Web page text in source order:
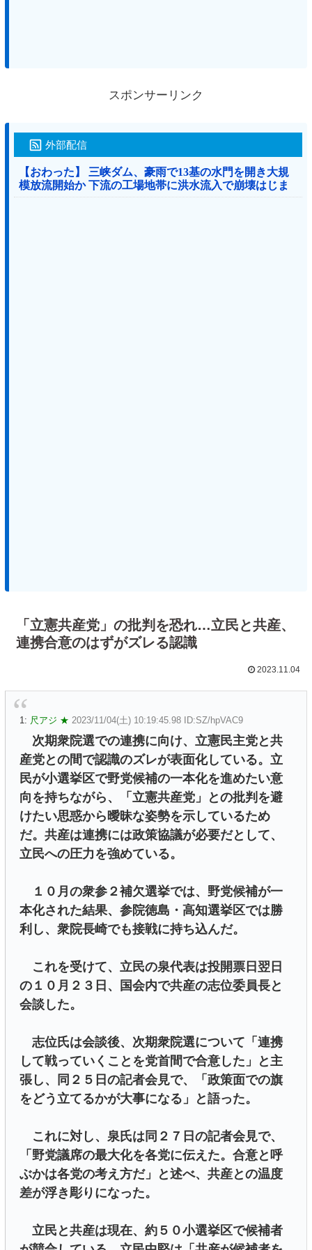
スポンサーリンク
外部配信
【おわった】 三峡ダム、豪雨で13基の水門を開き大規
模放流開始か 下流の工場地帯に洪水流入で崩壊はじま
る
「立憲共産党」の批判を恐れ…立民と共産、
連携合意のはずがズレる認識
2023.11.04
1: 尺アジ ★ 2023/11/04(土) 10:19:45.98 ID:SZ/hpVAC9
次期衆院選での連携に向け、立憲民主党と共
産党との間で認識のズレが表面化している。立
民が小選挙区で野党候補の一本化を進めたい意
向を持ちながら、「立憲共産党」との批判を避
けたい思惑から曖昧な姿勢を示しているため
だ。共産は連携には政策協議が必要だとして、
立民への圧力を強めている。
１０月の衆参２補欠選挙では、野党候補が一
本化された結果、参院徳島・高知選挙区では勝
利し、衆院長崎でも接戦に持ち込んだ。
これを受けて、立民の泉代表は投開票日翌日
の１０月２３日、国会内で共産の志位委員長と
会談した。
志位氏は会談後、次期衆院選について「連携
して戦っていくことを党首間で合意した」と主
張し、同２５日の記者会見で、「政策面での旗
をどう立てるかが大事になる」と語った。
これに対し、泉氏は同２７日の記者会見で、
「野党議席の最大化を各党に伝えた。合意と呼
ぶかは各党の考え方だ」と述べ、共産との温度
差が浮き彫りになった。
立民と共産は現在、約５０小選挙区で候補者